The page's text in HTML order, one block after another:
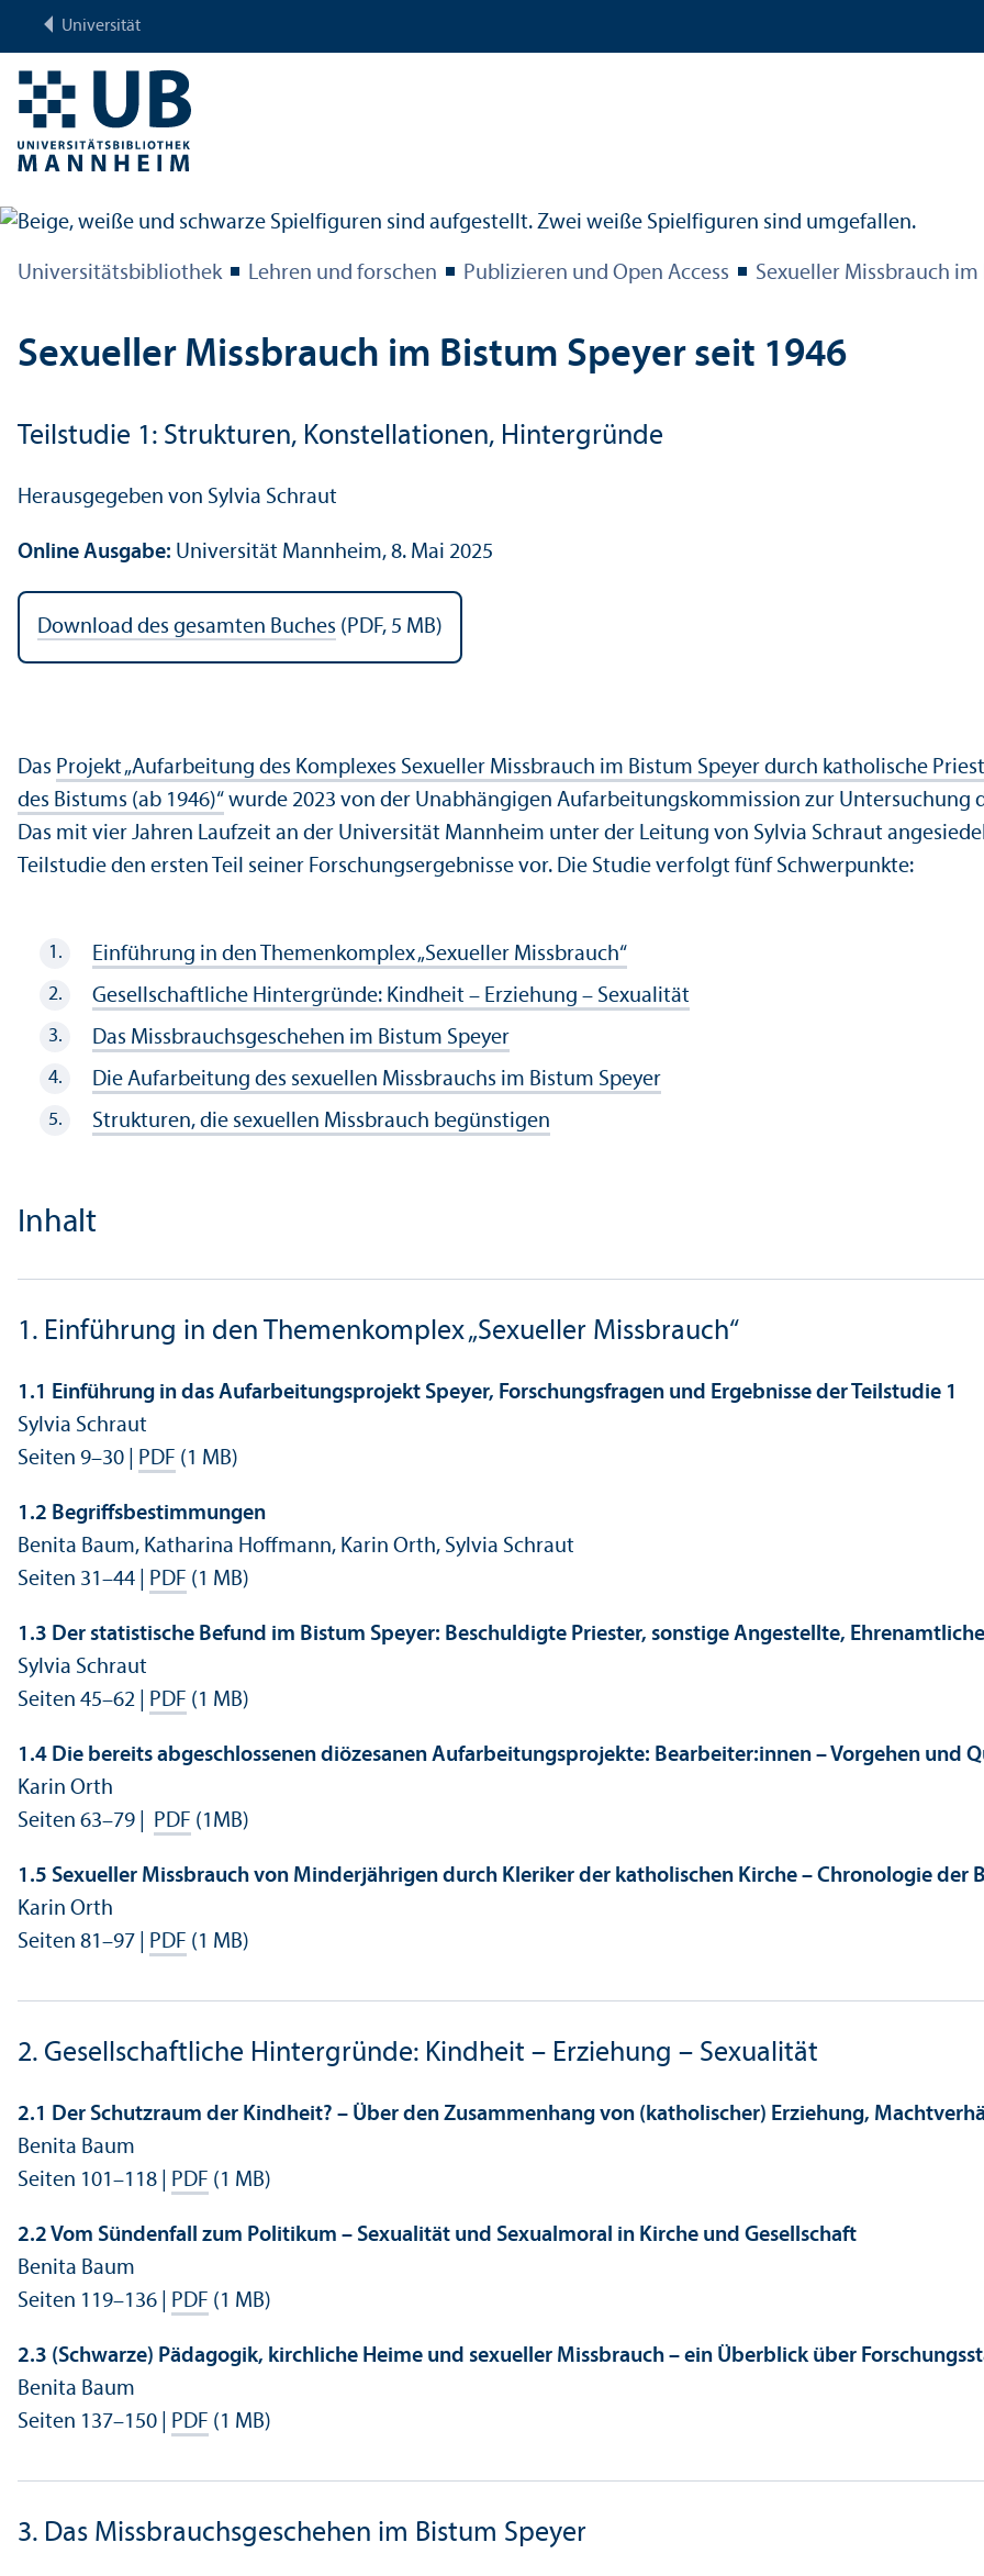
Universität
Universitäts­bibliothek Lehren und forschen Publizieren und Open Access Sexueller Missbrauch
Sexueller Missbrauch im Bistum Speyer seit 1946
Teilstudie 1: Strukturen, Konstellationen, Hintergründe
Herausgegeben von Sylvia Schraut
Online Ausgabe: Universität Mannheim, 8. Mai 2025
Download des gesamten Buches (PDF, 5 MB)
Das Projekt „Aufarbeitung des Komplexes Sexueller Missbrauch im Bistum Speyer durch katholische
des Bistums (ab 1946)“ wurde 2023 von der Unabhängigen Aufarbeitungs­kommission zur Unter­suchung
Das mit vier Jahren Laufzeit an der Universität Mannheim unter der Leitung von Sylvia Schraut
Teilstudie den ersten Teil seiner Forschungs­ergebnisse vor. Die Studie verfolgt fünf Schwerpunkte:
Einführung in den Themenkomplex „Sexueller Missbrauch“
Gesellschaft­liche Hintergründe: Kindheit – Erziehung – Sexualität
Das Missbrauchsgeschehen im Bistum Speyer
Die Aufarbeitung des sexuellen Missbrauchs im Bistum Speyer
Strukturen, die sexuellen Missbrauch begünstigen
Inhalt
1. Einführung in den Themenkomplex „Sexueller Missbrauch“
1.1 Einführung in das Aufarbeitungs­projekt Speyer, Forschungs­fragen und Ergebnisse der Teilstudie 1
Sylvia Schraut
Seiten 9–30 |
PDF (1 MB)
1.2 Begriffs­bestimmungen
Benita Baum, Katharina Hoffmann, Karin Orth, Sylvia Schraut
Seiten 31–44 |
PDF (1 MB)
1.3 Der statistische Befund im Bistum Speyer: Beschuldigte Priester, sonstige Angestellte,
Sylvia Schraut
Seiten 45–62 |
PDF (1 MB)
1.4 Die bereits abgeschlossenen diözesanen Aufarbeitungs­projekte: Bearbeiter:innen – Vorgehen und
Karin Orth
Seiten 63–79 |
PDF (1MB)
1.5 Sexueller Missbrauch von Minderjährigen durch Kleriker der katholischen Kirche – Chronologie der
Karin Orth
Seiten 81–97 |
PDF (1 MB)
2. Gesellschaft­liche Hintergründe: Kindheit – Erziehung – Sexualität
2.1 Der Schutz­raum der Kindheit? – Über den Zusammenhang von (katholischer) Erziehung,
Benita Baum
Seiten 101–118 |
PDF (1 MB)
2.2 Vom Sündenfall zum Politikum – Sexualität und Sexualmoral in Kirche und Gesellschaft
Benita Baum
Seiten 119–136 |
PDF (1 MB)
2.3 (Schwarze) Pädagogik, kirchliche Heime und sexueller Missbrauch – ein Über­blick über
Benita Baum
Seiten 137–150 |
PDF (1 MB)
3. Das Missbrauchsgeschehen im Bistum Speyer